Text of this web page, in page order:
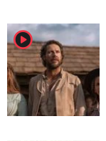
player2